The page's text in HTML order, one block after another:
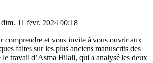
dim. 11 févr. 2024 00:18
comprendre et vous invite à vous ouvrir aux
faites sur les plus anciens manuscrits des
le travail d’Asma Hilali, qui a analysé les deux